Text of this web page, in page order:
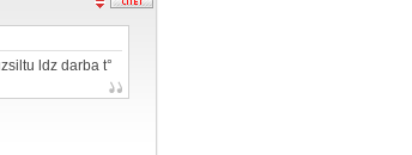
ldz darba t°